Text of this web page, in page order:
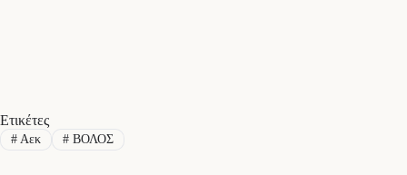
Ετικέτες
#Αεκ #ΒΟΛΟΣ